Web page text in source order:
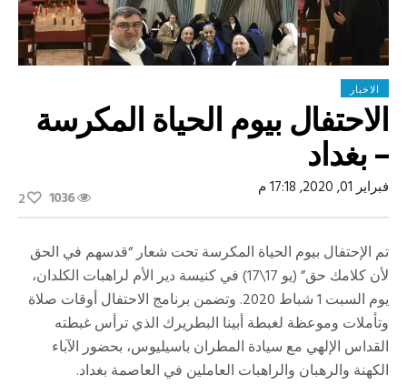
الاخبار
الاحتفال بيوم الحياة المكرسة
– بغداد
فبراير 01, 2020, 17:18 م 1036
2
تم الإحتفال بيوم الحياة المكرسة تحت شعار “قدسهم في الحق
لأن كلامك حق” (يو 17\17) في كنيسة دير الأم لراهبات الكلدان،
يوم السبت 1 شباط 2020. وتضمن برنامج الاحتفال أوقات صلاة
وتأملات وموعظة لغبطة أبينا البطريرك الذي ترأس غبطته
القداس الإلهي مع سيادة المطران باسيليوس، بحضور الآباء
الكهنة والرهبان والراهبات العاملين في العاصمة بغداد.